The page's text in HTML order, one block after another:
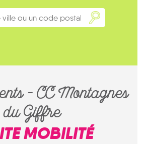
– CC Montagnes
du Giffre
MOBILITÉ